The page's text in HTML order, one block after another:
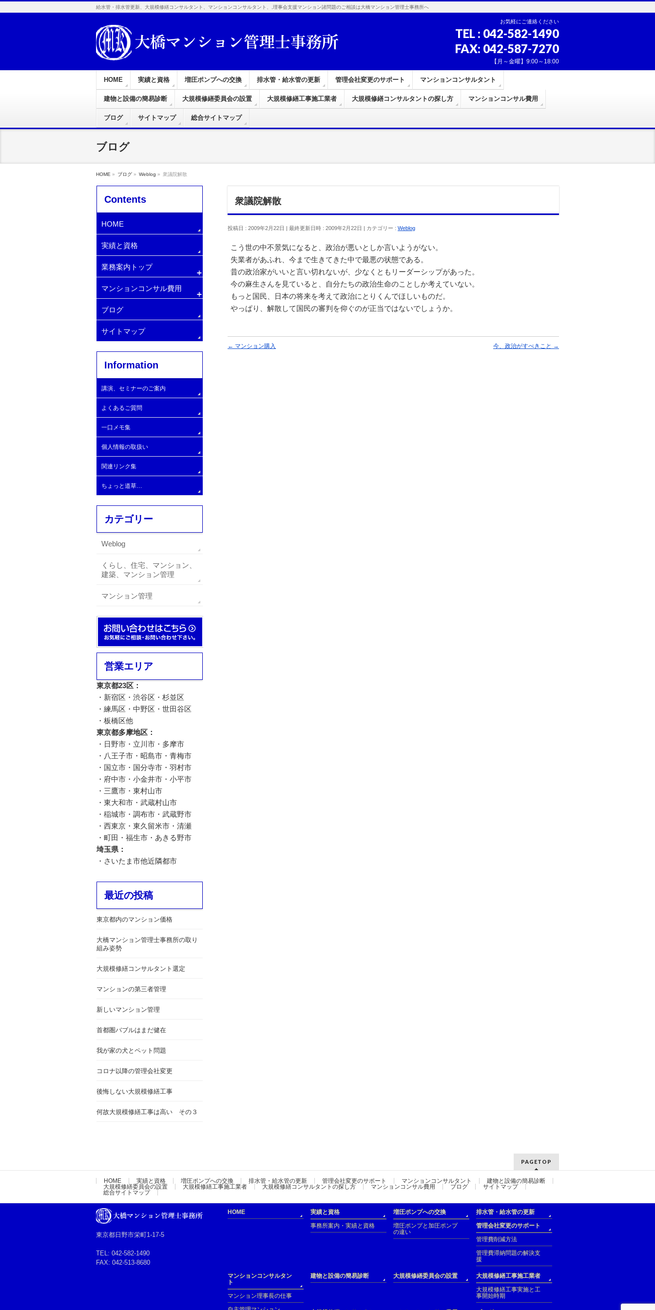
給水管・排水管更新、大規模修繕コンサルタント、マンションコンサルタント、,理事会支援マンション諸問題のご相談は大橋マンション管理士事務所へ
お気軽にご連絡ください
TEL : 042-582-1490
FAX: 042-587-7270
【月～金曜】9:00～18:00
HOME 実績と資格 増圧ポンプへの交換 排水管・給水管の更新 管理会社変更のサポート マンションコンサルタント
建物と設備の簡易診断 大規模修繕委員会の設置 大規模修繕工事施工業者 大規模修繕コンサルタントの探し方 マンションコンサル費用
ブログ サイトマップ 総合サイトマップ
ブログ
HOME » ブログ » Weblog » 衆議院解散
衆議院解散
投稿日 : 2009年2月22日 最終更新日時 : 2009年2月22日 カテゴリー : Weblog
こう世の中不景気になると、政治が悪いとしか言いようがない。
失業者があふれ、今まで生きてきた中で最悪の状態である。
昔の政治家がいいと言い切れないが、少なくともリーダーシップがあった。
今の麻生さんを見ていると、自分たちの政治生命のことしか考えていない。
もっと国民、日本の将来を考えて政治にとりくんでほしいものだ。
やっぱり、解散して国民の審判を仰ぐのが正当ではないでしょうか。
← マンション購入 今、政治がすべきこと →
Contents
HOME
実績と資格
業務案内トップ
排水管・給水管の更新
増圧ポンプへの交換
マンション管理費削減方法
マンション理事長の仕事
自主管理マンション
エレベーターの設置
管理費滞納問題の解決支援
大規模修繕コンサルタントの探し方
大規模修繕工事施工業者
建物と設備の簡易診断
大規模Ｂ
大規模C
大規模E
大規模修繕委員会の設置
大規模修繕工事実施と工事開始時期
マンションコンサル費用
マンション顧問契約
ブログ
サイトマップ
Information
講演、セミナーのご案内
よくあるご質問
一口メモ集
個人情報の取扱い
関連リンク集
ちょっと道草…
カテゴリー
Weblog
くらし、住宅、マンション、
建築、マンション管理
マンション管理
営業エリア
東京都23区：
・新宿区・渋谷区・杉並区
・練馬区・中野区・世田谷区
・板橋区他
東京都多摩地区：
・日野市・立川市・多摩市
・八王子市・昭島市・青梅市
・国立市・国分寺市・羽村市
・府中市・小金井市・小平市
・三鷹市・東村山市
・東大和市・武蔵村山市
・稲城市・調布市・武蔵野市
・西東京・東久留米市・清瀬
・町田・福生市・あきる野市
埼玉県：
・さいたま市他近隣都市
最近の投稿
東京都内のマンション価格
大橋マンション管理士事務所の取り
組み姿勢
大規模修繕コンサルタント選定
マンションの第三者管理
新しいマンション管理
首都圏バブルはまだ健在
我が家の犬とペット問題
コロナ以降の管理会社変更
後悔しない大規模修繕工事
何故大規模修繕工事は高い その３
PAGETOP
HOME 実績と資格 増圧ポンプへの交換 排水管・給水管の更新 管理会社変更のサポート マンションコンサルタント
建物と設備の簡易診断
大規模修繕委員会の設置
大規模修繕工事施工業者 大規模修繕コンサルタントの探し方 マンションコンサル費用 ブログ
サイトマップ
総合サイトマップ
東京都日野市栄町1-17-5
TEL: 042-582-1490
FAX: 042-513-8680
HOME
実績と資格
事務所案内・実績と資格
増圧ポンプへの交換
増圧ポンプと加圧ポンプ
の違い
排水管・給水管の更新
管理会社変更のサポート
管理費削減方法
管理費滞納問題の解決支
援
マンションコンサルタン
ト
マンション理事長の仕事
建物と設備の簡易診断 大規模修繕委員会の設置
大規模修繕工事施工業者
大規模修繕工事実施と工
事開始時期